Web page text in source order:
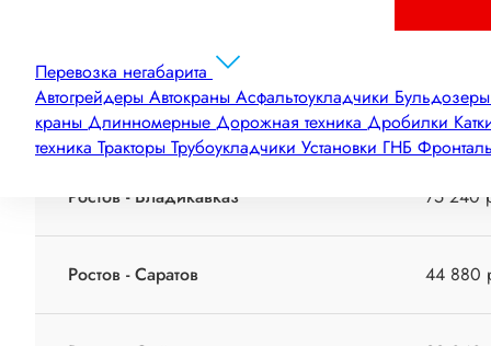
Перевозка негабарита
Автогрейдеры Автокраны Асфальтоукладчики Бульдозеры
краны Длинномерные Дорожная техника Дробилки
техника Тракторы Трубоукладчики Установки ГНБ
Ростов - Сальск 62 040
Ростов - Владикавказ 75 240
Ростов - Саратов 44 880